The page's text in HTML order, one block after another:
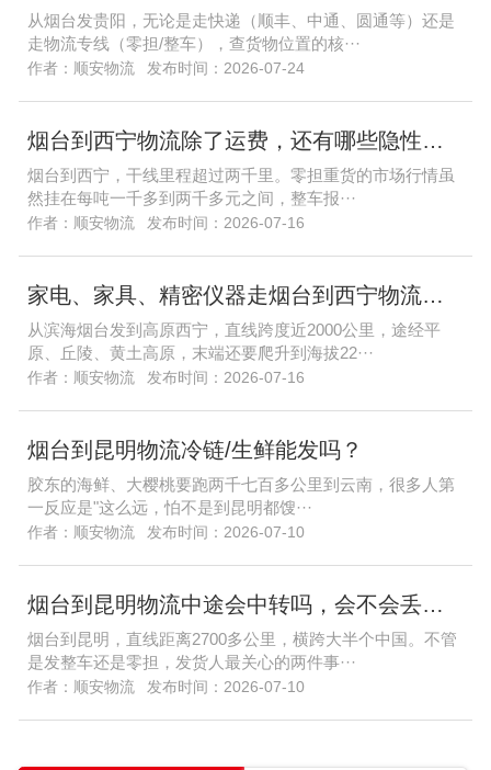
从烟台发贵阳，无论是走快递（顺丰、中通、圆通等）还是
走物流专线（零担/整车），查货物位置的核···
作者：顺安物流 发布时间：2026-07-24
烟台到西宁物流除了运费，还有哪些隐性收费容易踩坑？
烟台到西宁，干线里程超过两千里。零担重货的市场行情虽
然挂在每吨一千多到两千多元之间，整车报···
作者：顺安物流 发布时间：2026-07-16
家电、家具、精密仪器走烟台到西宁物流，需要特殊包装吗？
从滨海烟台发到高原西宁，直线跨度近2000公里，途经平
原、丘陵、黄土高原，末端还要爬升到海拔22···
作者：顺安物流 发布时间：2026-07-16
烟台到昆明物流冷链/生鲜能发吗？
胶东的海鲜、大樱桃要跑两千七百多公里到云南，很多人第
一反应是"这么远，怕不是到昆明都馊···
作者：顺安物流 发布时间：2026-07-10
烟台到昆明物流中途会中转吗，会不会丢件？
烟台到昆明，直线距离2700多公里，横跨大半个中国。不管
是发整车还是零担，发货人最关心的两件事···
作者：顺安物流 发布时间：2026-07-10